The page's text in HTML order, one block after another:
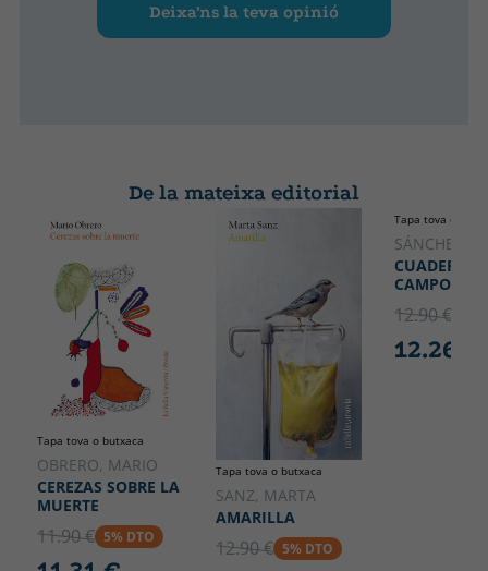
Deixa’ns la teva opinió
De la mateixa editorial
Tapa tova o butxaca
OBRERO, MARIO
CEREZAS SOBRE LA
MUERTE
11.90 € 5% DTO
Tapa tova o butxaca
SANZ, MARTA
AMARILLA
12.90 € 5% DTO
Tapa tova o
SÁNCHEZ,
CUADERNO
CAMPO
12.90 €
12.26 €